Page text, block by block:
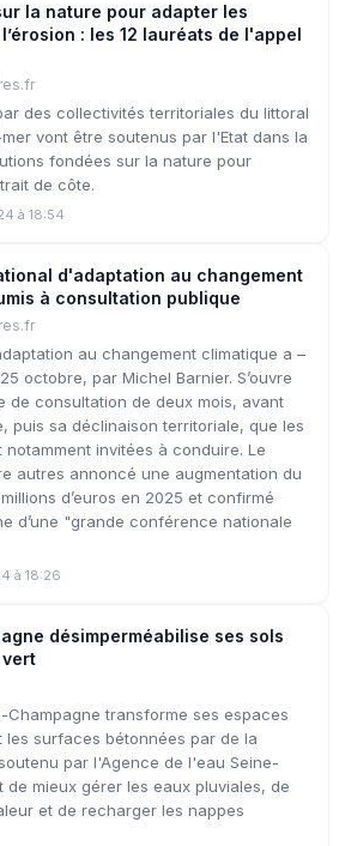
la nature pour adapter les
: les 12 lauréats de l'appel
des collectivités territoriales du littoral
vont être soutenus par l'Etat dans la
fondées sur la nature pour
de côte.
à 18:54
d'adaptation au changement
à consultation publique
au changement climatique a –
octobre, par Michel Barnier. S’ouvre
de consultation de deux mois, avant
puis sa déclinaison territoriale, que les
notamment invitées à conduire. Le
autres annoncé une augmentation du
d’euros en 2025 et confirmé
d’une "grande conférence nationale
à 18:26
désimperméabilise ses sols
Champagne transforme ses espaces
les surfaces bétonnées par de la
par l'Agence de l'eau Seine-
de mieux gérer les eaux pluviales, de
et de recharger les nappes